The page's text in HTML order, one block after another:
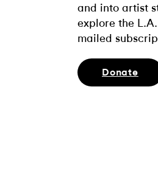
and into artist
explore the
mailed
Donate